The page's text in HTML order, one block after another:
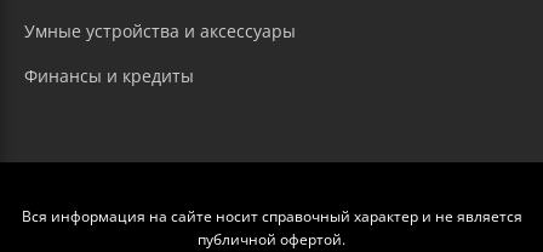
Умные устройства и аксессуары
Финансы и кредиты
Вся информация на сайте носит справочный характер и не является
публичной офертой.